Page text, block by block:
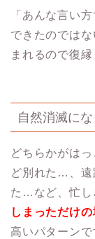
「あんな言い
できたのでは
まれるので復
自然消滅に
どちらかがは
ど別れた…、遠
た…など、忙し
しまっただけの
高いパターンで